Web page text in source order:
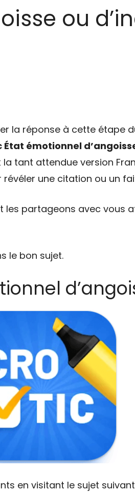
ou
la réponse à cette étape
État émotionnel
tant attendue version
une citation ou un
partageons avec vous
le bon sujet.
en visitant le sujet